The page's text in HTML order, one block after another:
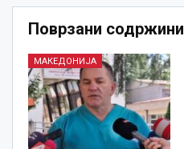
Поврзани содржини
МАКЕДОНИЈА